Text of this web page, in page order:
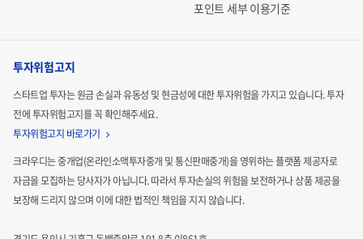
포인트 세부 이용기준
투자위험고지
스타트업 투자는 원금 손실과 유동성 및 현금성에 대한 투자위험을 가지고 있습니다.투자
전에 투자위험고지를 꼭 확인해주세요.
투자위험고지 바로가기
크라우디는 중개업(온라인소액투자중개 및 통신판매중개)을 영위하는 플랫폼 제공자로
자금을 모집하는당사자가 아닙니다. 따라서 투자손실의 위험을 보전하거나 상품 제공을
보장해 드리지 않으며 이에 대한 법적인 책임을 지지 않습니다.